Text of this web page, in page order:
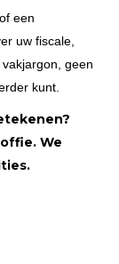
een
uw fiscale,
geen
kunt.
We